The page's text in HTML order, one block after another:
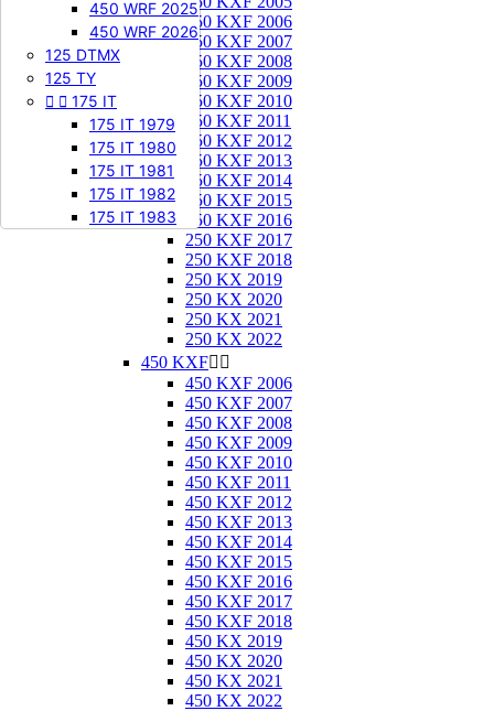
450 WRF 2025
450 WRF 2026
125 DTMX
125 TY
  175 IT
175 IT 1979
175 IT 1980
175 IT 1981
175 IT 1982
175 IT 1983
250 KXF 2006
250 KXF 2007
250 KXF 2008
250 KXF 2009
250 KXF 2010
250 KXF 2011
250 KXF 2012
250 KXF 2013
250 KXF 2014
250 KXF 2015
250 KXF 2016
250 KXF 2017
250 KXF 2018
250 KX 2019
250 KX 2020
250 KX 2021
250 KX 2022
450 KXF 
450 KXF 2006
450 KXF 2007
450 KXF 2008
450 KXF 2009
450 KXF 2010
450 KXF 2011
450 KXF 2012
450 KXF 2013
450 KXF 2014
450 KXF 2015
450 KXF 2016
450 KXF 2017
450 KXF 2018
450 KX 2019
450 KX 2020
450 KX 2021
450 KX 2022